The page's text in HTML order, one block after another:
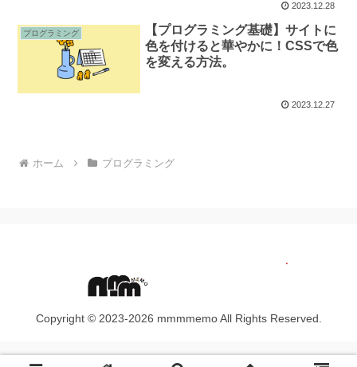
2023.12.28
プログラミング
【プログラミング基礎】サイトに
色を付けると華やかに！CSSで色
を変える方法。
2023.12.27
ホーム プログラミング
Copyright © 2023-2026 mmmmemo All Rights Reserved.